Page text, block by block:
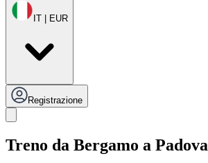
IT | EUR
Registrazione
Treno da Bergamo a Padova